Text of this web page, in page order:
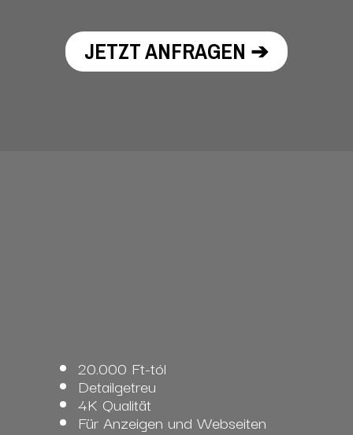
JETZT ANFRAGEN ➔
20.000 Ft-tól
Detailgetreu
4K Qualität
Für Anzeigen und Webseiten